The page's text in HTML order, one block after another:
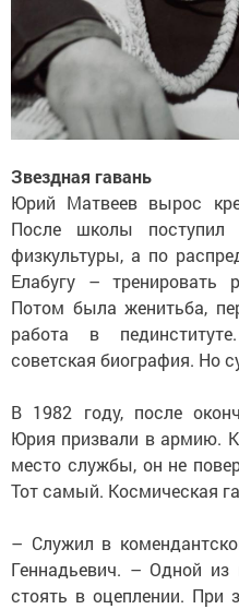
Звездная гавань
Юрий Матвеев вырос
После школы поступил
физкультуры, а по
Елабугу – тренировать
Потом была женитьба,
работа в
советская биография. Но
В 1982 году, после
Юрия призвали в армию.
место службы, он не
Тот самый. Космическая
– Служил в
Геннадьевич. – Одной
стоять в оцеплении. При